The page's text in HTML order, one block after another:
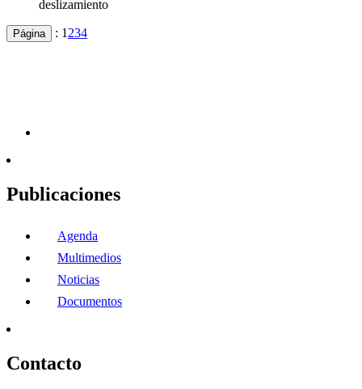
deslizamiento
Página : 1 234
Publicaciones
Agenda
Multimedios
Noticias
Documentos
Contacto